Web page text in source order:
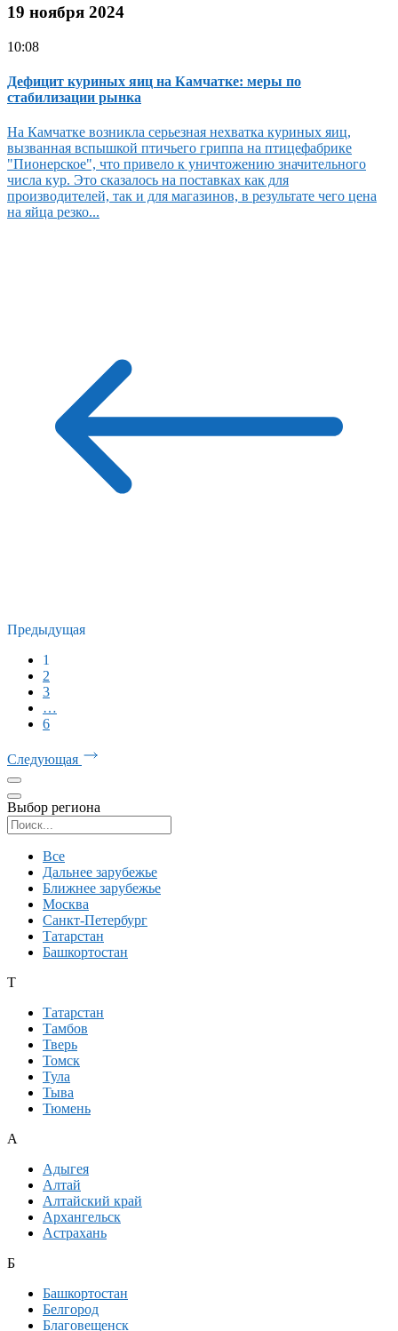
19 ноября 2024
10:08
Дефицит куриных яиц на Камчатке: меры по
стабилизации рынка
На Камчатке возникла серьезная нехватка куриных яиц,
вызванная вспышкой птичьего гриппа на птицефабрике
"Пионерское", что привело к уничтожению значительного
числа кур. Это сказалось на поставках как для
производителей, так и для магазинов, в результате чего цена
на яйца резко...
Предыдущая
1
2
3
…
6
Следующая
Выбор региона
Все
Дальнее зарубежье
Ближнее зарубежье
Москва
Санкт-Петербург
Татарстан
Башкортостан
Т
Татарстан
Тамбов
Тверь
Томск
Тула
Тыва
Тюмень
А
Адыгея
Алтай
Алтайский край
Архангельск
Астрахань
Б
Башкортостан
Белгород
Благовещенск